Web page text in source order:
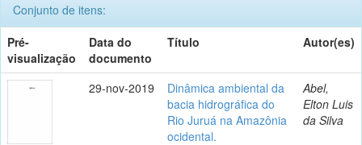
Conjunto de itens:
Pré-
visualização
Data do
documento
Título Autor(es)
29-nov-2019
Dinâmica ambiental da
bacia hidrográfica do
Rio Juruá na Amazônia
ocidental.
Abel,
Elton Luis
da Silva